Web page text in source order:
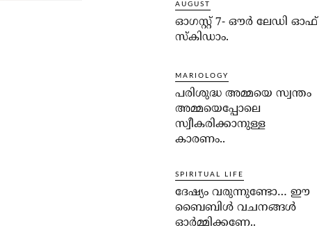
AUGUST
ഓഗസ്റ്റ് 7- ഔര്‍ ലേഡി ഓഫ്
സ്‌കിഡാം.
MARIOLOGY
പരിശുദ്ധ അമ്മയെ സ്വന്തം
അമ്മയെപ്പോലെ
സ്വീകരിക്കാനുള്ള
കാരണം..
SPIRITUAL LIFE
ദേഷ്യം വരുന്നുണ്ടോ… ഈ
ബൈബിള്‍ വചനങ്ങള്‍
ഓര്‍മ്മിക്കണേ..